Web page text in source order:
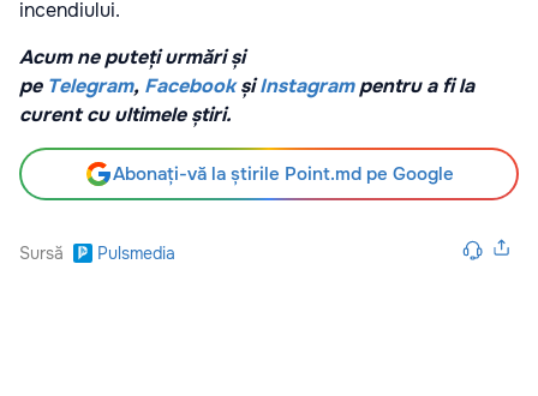
incendiului.
Acum ne puteți urmări și
pe Telegram, Facebook șiInstagrampentru a fi la
curent cu ultimele știri.
Abonați-vă la știrile Point.md pe Google
Sursă Pulsmedia